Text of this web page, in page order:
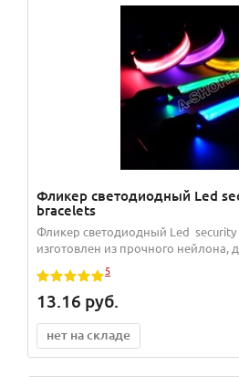
Фликер светодиодный Led
bracelets
Фликер светодиодный Led
изготовлен из прочного нейлона,
5
13.16 руб.
нет на складе